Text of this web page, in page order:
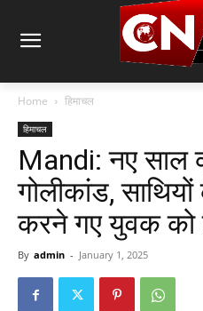
Home हिमाचल
हिमाचल
Mandi: नए साल
गोलीकांड,
करने गए युवक को
By admin - January 1, 2025